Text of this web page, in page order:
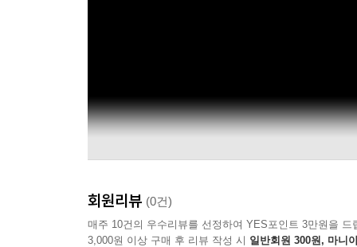
회원리뷰 (0건)
매주 10건의 우수리뷰를 선정하여 YES포인트 3만원을 드
3,000원 이상 구매 후 리뷰 작성 시 일반회원 300원, 마니